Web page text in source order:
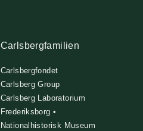
Carlsbergfamilien
Carlsbergfondet
Carlsberg Group
Carlsberg Laboratorium
Frederiksborg •
Nationalhistorisk Museum